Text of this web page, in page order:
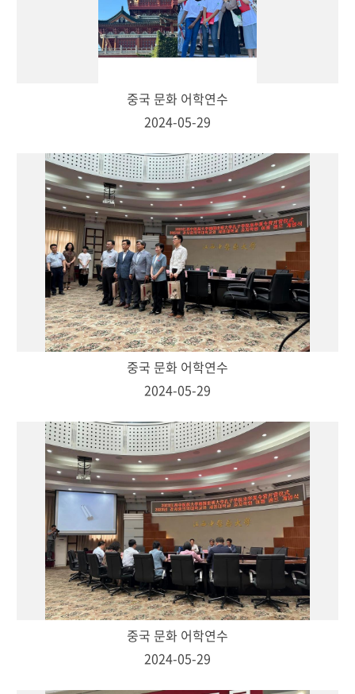
중국 문화 어학연수
2024-05-29
중국 문화 어학연수
2024-05-29
중국 문화 어학연수
2024-05-29